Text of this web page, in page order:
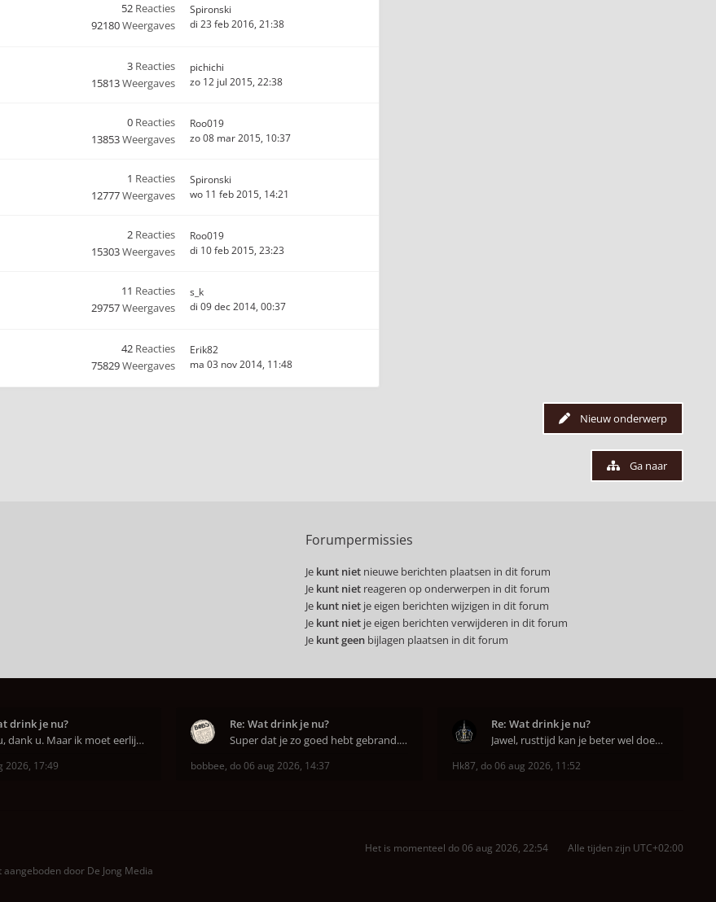
52 Reacties
92180Weergaves
Spironski
di 23 feb 2016, 21:38
3 Reacties
15813Weergaves
pichichi
zo 12 jul 2015, 22:38
0 Reacties
13853Weergaves
Roo019
zo 08 mar 2015, 10:37
1 Reacties
12777Weergaves
Spironski
wo 11 feb 2015, 14:21
2 Reacties
15303Weergaves
Roo019
di 10 feb 2015, 23:23
11 Reacties
29757Weergaves
s_k
di 09 dec 2014, 00:37
42 Reacties
75829Weergaves
Erik82
ma 03 nov 2014, 11:48
Nieuw onderwerp
Ga naar
Forumpermissies
Je kunt niet nieuwe berichten plaatsen in dit forum
Je kunt niet reageren op onderwerpen in dit forum
Je kunt niet je eigen berichten wijzigen in dit forum
Je kunt niet je eigen berichten verwijderen in dit forum
Je kunt geen bijlagen plaatsen in dit forum
drink je nu?
Dank u, dank u. Maar ik moet eerlijk bekennen da
2026, 17:49
Re: Wat drink je nu?
Super dat je zo goed hebt gebrand. Gefeliciteerd!
bobbee, do 06 aug 2026, 14:37
Re: Wat drink je nu?
Jawel, rusttijd kan je beter wel doen anders smaa
Hk87, do 06 aug 2026, 11:52
Alle tijden zijn UTC+02:00
Het is momenteel do 06 aug 2026, 22:54
door De Jong Media